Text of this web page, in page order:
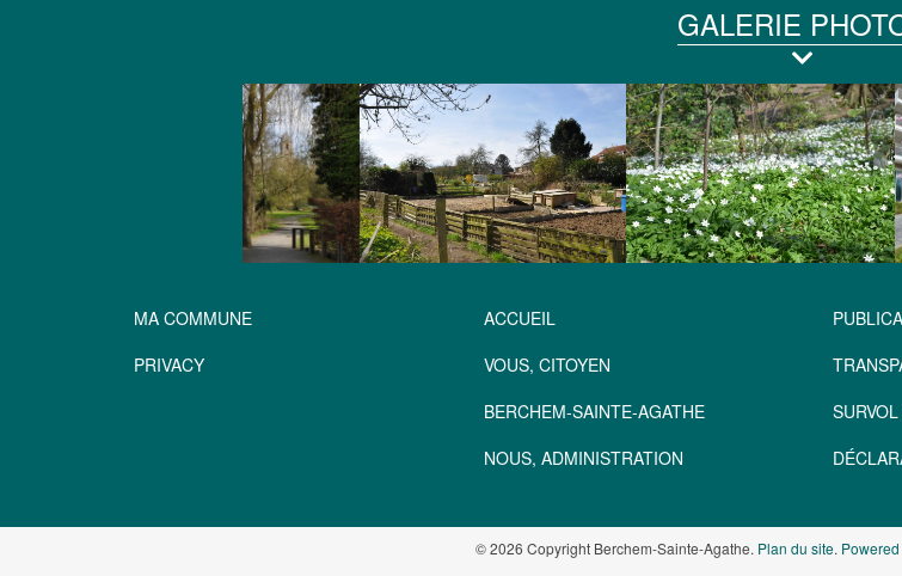
GALERIE
MA COMMUNE
PRIVACY
ACCUEIL
VOUS, CITOYEN
BERCHEM-SAINTE-AGATHE
NOUS, ADMINISTRATION
© 2026 Copyright Berchem-Sainte-Agathe. Plan du site.